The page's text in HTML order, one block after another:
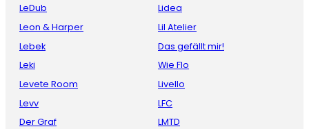
LeDub
Leon & Harper
Lebek
Leki
Levete Room
Levv
Der Graf
Lidea
Lil Atelier
Das gefällt mir!
Wie Flo
Livello
LFC
LMTD